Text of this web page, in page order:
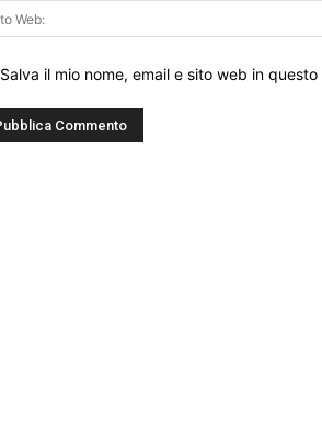
Salva il mio nome, email e sito web in